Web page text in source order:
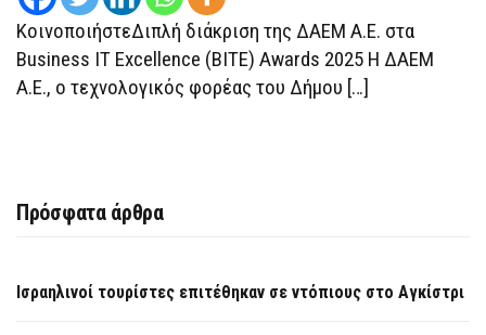
ΚοινοποιήστεΔιπλή διάκριση της ΔΑΕΜ Α.Ε. στα
Business IT Excellence (BITE) Awards 2025 Η ΔΑΕΜ
Α.Ε., ο τεχνολογικός φορέας του Δήμου […]
Πρόσφατα άρθρα
Ισραηλινοί τουρίστες επιτέθηκαν σε ντόπιους στο Αγκίστρι